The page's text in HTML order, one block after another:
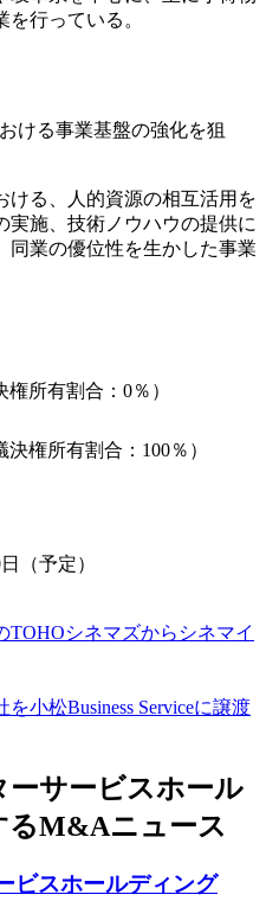
行っている。
ける事業基盤の強化を狙
ける、人的資源の相互活用を
実施、技術ノウハウの提供に
同業の優位性を生かした事業
権所有割合：0％）
決権所有割合：100％）
（予定）
シネマズからシネマイ
小松Business Serviceに譲渡
サービスホール
るM&Aニュース
ビスホールディング